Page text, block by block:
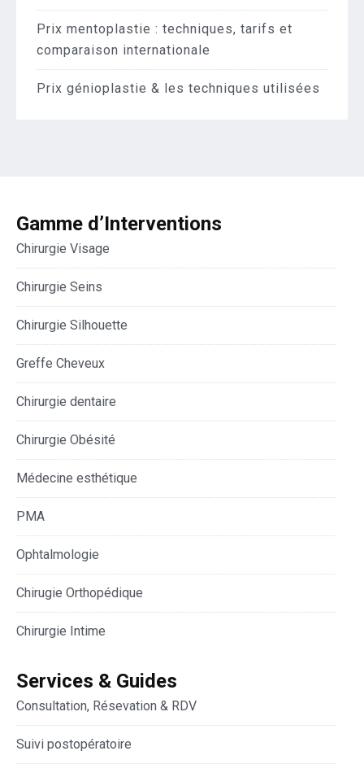
Prix mentoplastie : techniques, tarifs et
comparaison internationale
Prix génioplastie & les techniques utilisées
Gamme d’Interventions
Chirurgie Visage
Chirurgie Seins
Chirurgie Silhouette
Greffe Cheveux
Chirurgie dentaire
Chirurgie Obésité
Médecine esthétique
PMA
Ophtalmologie
Chirugie Orthopédique
Chirurgie Intime
Services & Guides
Consultation, Résevation & RDV
Suivi postopératoire